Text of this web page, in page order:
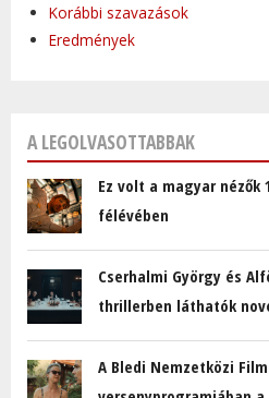
Korábbi szavazások
Eredmények
A LEGOLVASOTTABBAK
Ez volt a magyar nézők
félévében
Cserhalmi György és
thrillerben láthatók
A Bledi Nemzetközi